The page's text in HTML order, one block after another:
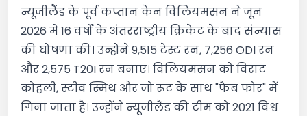
न्यूजीलैंड के पूर्व कप्तान केन विलियमसन ने जून
2026 में 16 वर्षों के अंतरराष्ट्रीय क्रिकेट के बाद संन्यास
की घोषणा की। उन्होंने 9,515 टेस्ट रन, 7,256 ODI रन
और 2,575 T20I रन बनाए। विलियमसन को विराट
कोहली, स्टीव स्मिथ और जो रूट के साथ "फैब फोर" में
गिना जाता है। उन्होंने न्यूजीलैंड की टीम को 2021 विश्व